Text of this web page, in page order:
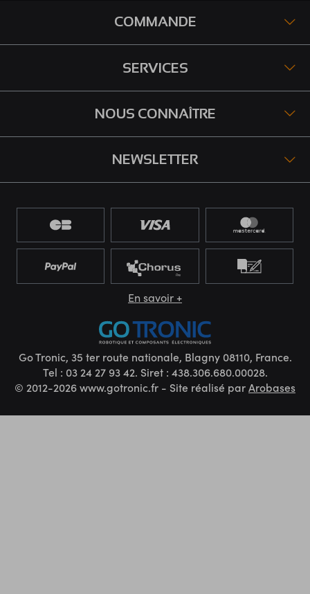
COMMANDE
SERVICES
NOUS CONNAÎTRE
NEWSLETTER
En savoir +
Go Tronic, 35 ter route nationale, Blagny 08110, France.
Tel : 03 24 27 93 42. Siret : 438.306.680.00028.
© 2012-2026 www.gotronic.fr - Site réalisé parArobases